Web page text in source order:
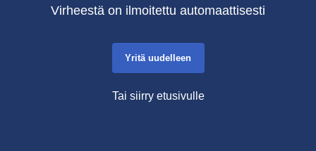
Virheestä on ilmoitettu automaattisesti
Yritä uudelleen
Tai siirry etusivulle